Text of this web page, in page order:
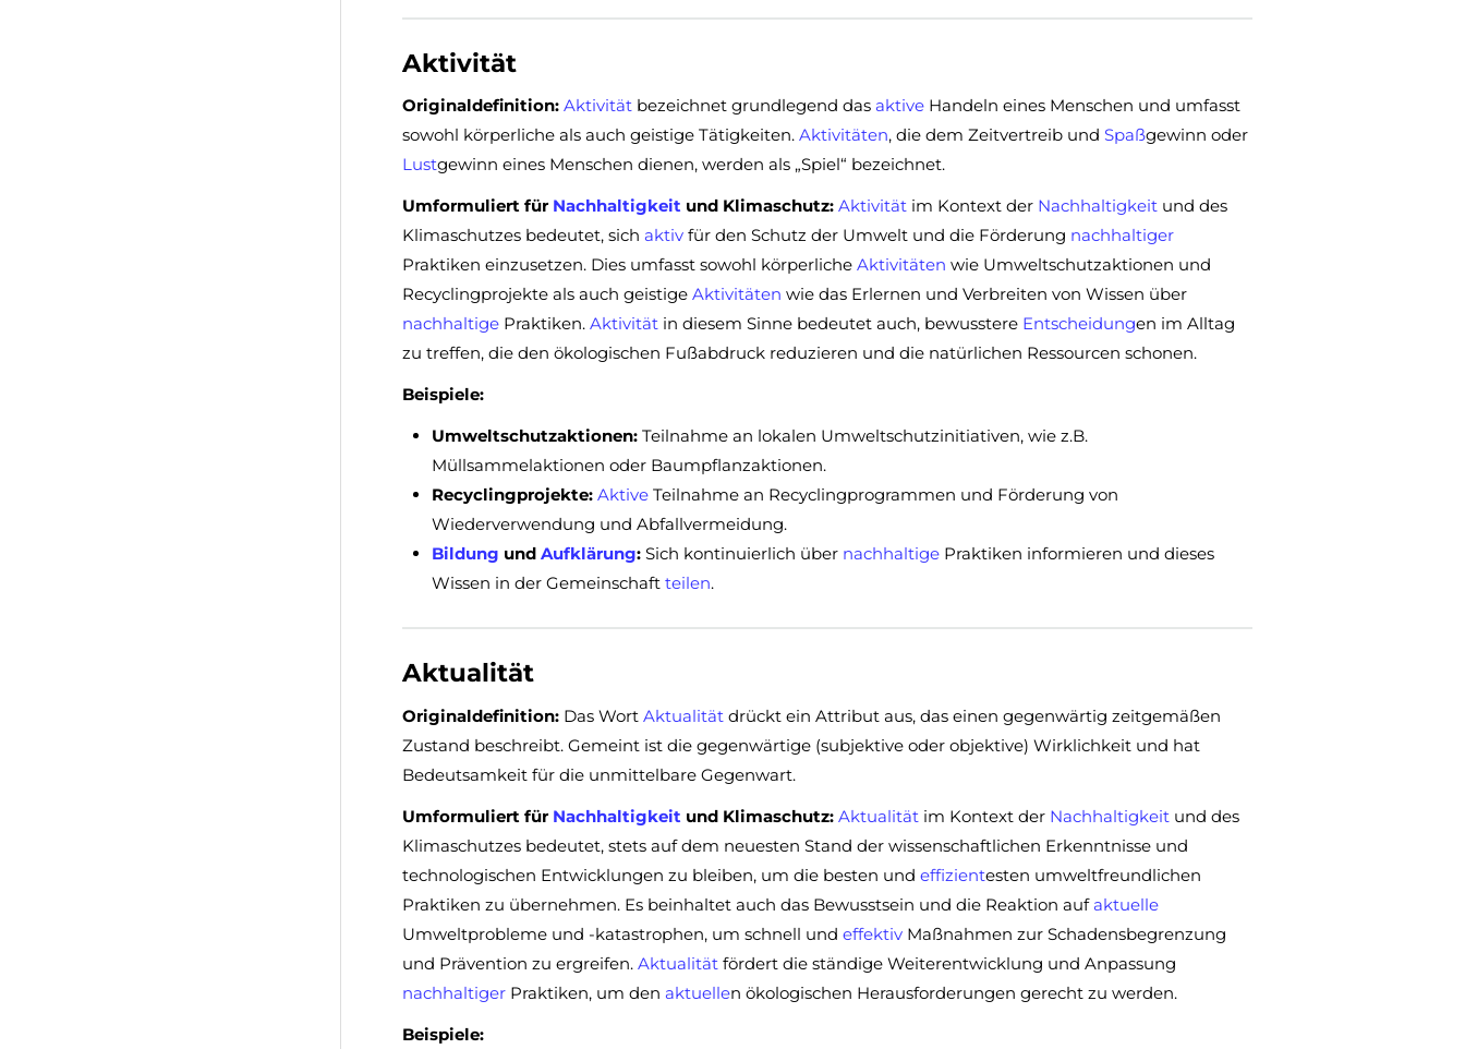
Aktivität
Originaldefinition: Aktivität bezeichnet grundlegend dasaktive Handeln eines Menschen und umfasst
sowohl körperliche als auch geistige Tätigkeiten.Aktivitäten, die dem Zeitvertreib undSpaßgewinn oder
Lustgewinn eines Menschen dienen, werden als „Spiel“ bezeichnet.
Umformuliert für Nachhaltigkeit und Klimaschutz: Aktivität im Kontext der Nachhaltigkeit und des
Klimaschutzes bedeutet, sichaktiv für den Schutz der Umwelt und die Förderung nachhaltiger
Praktiken einzusetzen. Dies umfasst sowohl körperlicheAktivitäten wie Umweltschutzaktionen und
Recyclingprojekte als auch geistigeAktivitäten wie das Erlernen und Verbreiten von Wissen über
nachhaltige Praktiken.Aktivität in diesem Sinne bedeutet auch, bewusstere Entscheidungen im Alltag
zu treffen, die den ökologischen Fußabdruck reduzieren und die natürlichen Ressourcen schonen.
Beispiele:
Umweltschutzaktionen: Teilnahme an lokalen Umweltschutzinitiativen, wie z.B.
Müllsammelaktionen oder Baumpflanzaktionen.
Recyclingprojekte: Aktive Teilnahme an Recyclingprogrammen und Förderung von
Wiederverwendung und Abfallvermeidung.
Bildung undAufklärung: Sich kontinuierlich über nachhaltige Praktiken informieren und dieses
Wissen in der Gemeinschaftteilen.
Aktualität
Originaldefinition: Das WortAktualität drückt ein Attribut aus, das einen gegenwärtig zeitgemäßen
Zustand beschreibt. Gemeint ist die gegenwärtige (subjektive oder objektive) Wirklichkeit und hat
Bedeutsamkeit für die unmittelbare Gegenwart.
Umformuliert für Nachhaltigkeit und Klimaschutz: Aktualität im Kontext der Nachhaltigkeit und des
Klimaschutzes bedeutet, stets auf dem neuesten Stand der wissenschaftlichen Erkenntnisse und
technologischen Entwicklungen zu bleiben, um die besten undeffizientesten umweltfreundlichen
Praktiken zu übernehmen. Es beinhaltet auch das Bewusstsein und die Reaktion aufaktuelle
Umweltprobleme und -katastrophen, um schnell undeffektiv Maßnahmen zur Schadensbegrenzung
und Prävention zu ergreifen.Aktualität fördert die ständige Weiterentwicklung und Anpassung
nachhaltiger Praktiken, um denaktuellen ökologischen Herausforderungen gerecht zu werden.
Beispiele: